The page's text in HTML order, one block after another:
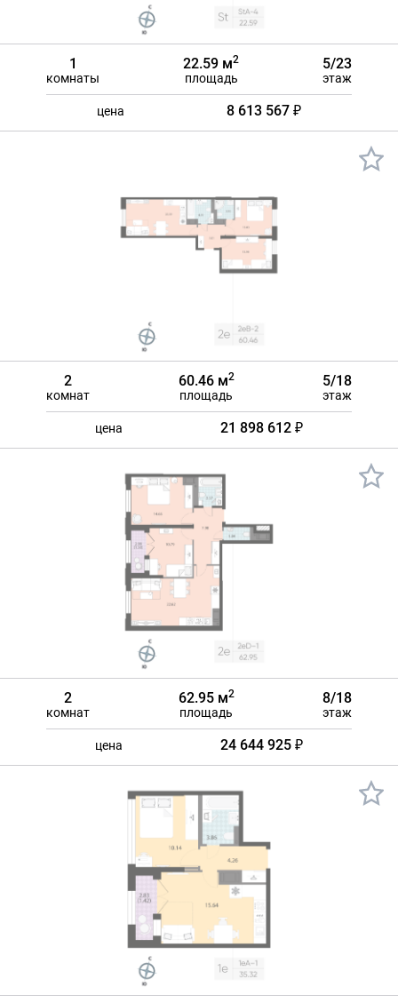
1
комнаты
22.59 м2
площадь
5/23
этаж
цена 8 613 567 ₽
2
комнат
60.46 м2
площадь
5/18
этаж
цена 21 898 612 ₽
2
комнат
62.95 м2
площадь
8/18
этаж
цена 24 644 925 ₽